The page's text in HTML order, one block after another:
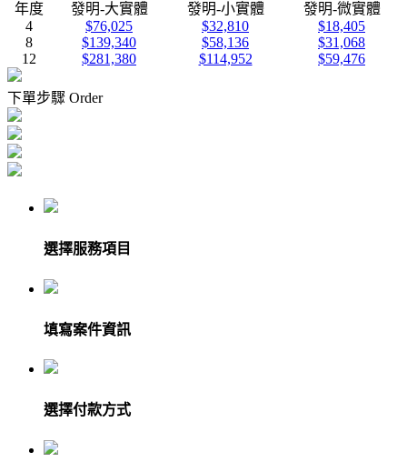
年度
發明-大實體 發明-小實體
發明-微實體
4
$76,025 $32,810
$18,405
8
$139,340 $58,136
$31,068
12
$281,380 $114,952 $59,476
下單步驟 Order
選擇服務項目
填寫案件資訊
選擇付款方式